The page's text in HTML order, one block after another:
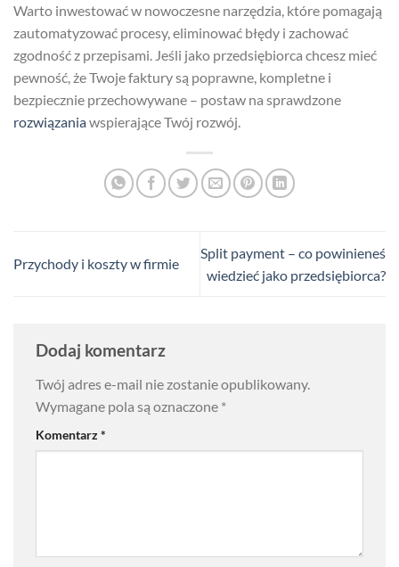
Warto inwestować w nowoczesne narzędzia, które pomagają
zautomatyzować procesy, eliminować błędy i zachować
zgodność z przepisami. Jeśli jako przedsiębiorca chcesz mieć
pewność, że Twoje faktury są poprawne, kompletne i
bezpiecznie przechowywane – postaw na sprawdzone
rozwiązaniawspierające Twój rozwój.
Przychody i koszty w firmie
Split payment – co powinieneś
wiedzieć jako przedsiębiorca?
Dodaj komentarz
Twój adres e-mail nie zostanie opublikowany.
Wymagane pola są oznaczone *
Komentarz*